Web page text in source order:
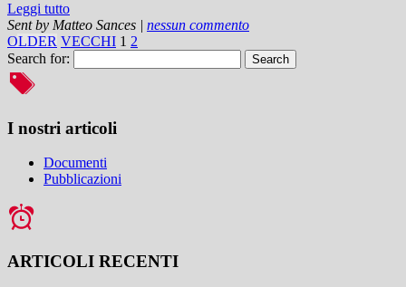
Leggi tutto
Sent by Matteo Sances | nessun commento
OLDER VECCHI 1 2
Search for:
I nostri articoli
Documenti
Pubblicazioni
ARTICOLI RECENTI